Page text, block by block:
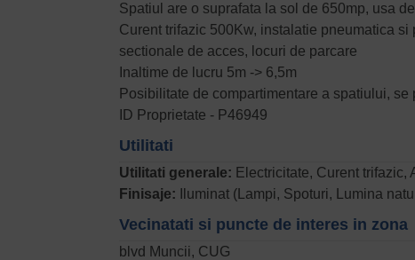
Spatiul are o suprafata la sol de 650mp, usa
Curent trifazic 500Kw, instalatie pneumatica
sectionale de acces, locuri de parcare
Inaltime de lucru 5m -> 6,5m
Posibilitate de compartimentare a spatiului,
ID Proprietate - P46949
Utilitati
Utilitati generale: Electricitate, Curent trifazic,
Finisaje:
Iluminat (Lampi, Spoturi, Lumina
Vecinatati si puncte de interes in zona
blvd Muncii, CUG